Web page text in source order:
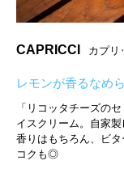
CAPRICCI カプリ
レモンが香るなめ
「リコッタチーズの
イスクリーム。自家
香りはもちろん、ビ
コクも◎